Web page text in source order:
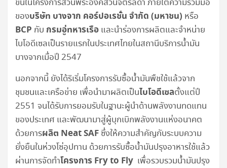
ขึ้นในโครงการส่วนพระองค์สวนจิตรลดา ภายใต้ความร่วมมือ
ของบริษัท บางจาก คอร์ปอเรชั่น จำกัด (มหาชน) หรือ
BCP กับ กรมอู่ทหารเรือ และนำร่องการผลิตและจำหน่าย
ไบโอดีเซลเป็นรายแรกในประเทศไทยในสถานีบริการน้ำมัน
บางจากเมื่อปี 2547
นอกจากนี้ ยังได้ริเริ่มโครงการรับซื้อน้ำมันพืชใช้แล้วจาก
ชุมชนและเครือข่าย เพื่อนำมาผลิตเป็นไบโอดีเซลตั้งแต่ปี
2551 จนได้รับการยอมรับในฐานะผู้นำด้านพลังงานทดแทน
ของประเทศ และพัฒนามาสู่ผู้บุกเบิกพลังงานแห่งอนาคต
ด้วยการผลิต Neat SAFซึ่งให้ความสำคัญกับระบบความ
ยั่งยืนในห่วงโซ่อุปทาน ด้วยการรับซื้อน้ำมันปรุงอาหารใช้แล้ว
ผ่านการจัดทำโครงการ Fry to Fly เพื่อรวบรวมน้ำมันปรุง